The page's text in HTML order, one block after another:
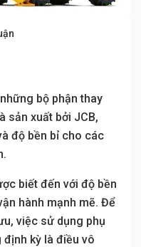
bộ phận thay
sản xuất bởi JCB,
độ bền bỉ cho các
biết đến với độ bền
hành mạnh mẽ. Để
việc sử dụng phụ
kỳ là điều vô